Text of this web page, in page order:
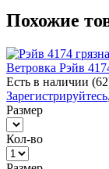
Похожие
Ветровка Рэйв
Есть в наличии
Зарегистрируйтесь
Размер
Кол-во